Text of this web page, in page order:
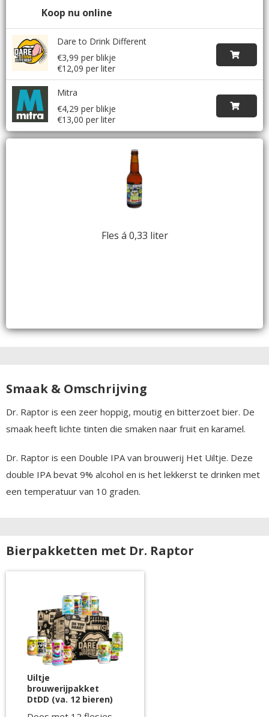
Koop nu online
Dare to Drink Different
€3,99 per blikje
€12,09 per liter
Mitra
€4,29 per blikje
€13,00 per liter
Fles á 0,33 liter
Smaak & Omschrijving
Dr. Raptor is een zeer hoppig, moutig en bitterzoet bier. De
smaak heeft lichte tinten die smaken naar fruit en karamel.
Dr. Raptor is een Double IPA van brouwerij Het Uiltje. Deze
double IPA bevat 9% alcohol en is het lekkerst te drinken met
een temperatuur van 10 graden.
Bierpakketten met Dr. Raptor
Uiltje
brouwerijpakket
DtDD (va. 12 bieren)